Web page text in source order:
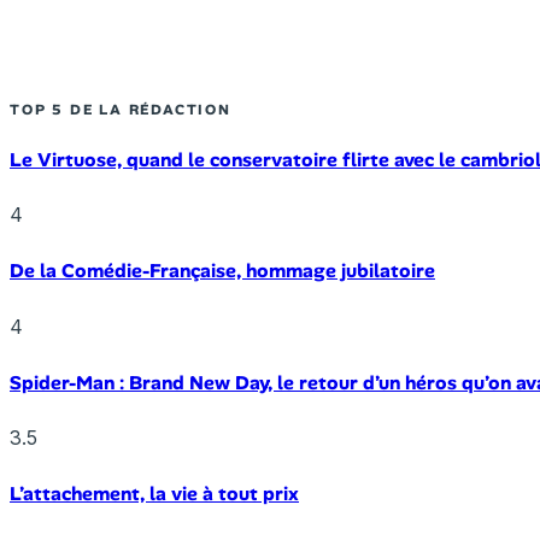
TOP 5 DE LA RÉDACTION
Le Virtuose, quand le conservatoire flirte avec le
4
De la Comédie-Française, hommage jubilatoire
4
Spider-Man : Brand New Day, le retour d’un héros qu’on
3.5
L’attachement, la vie à tout prix